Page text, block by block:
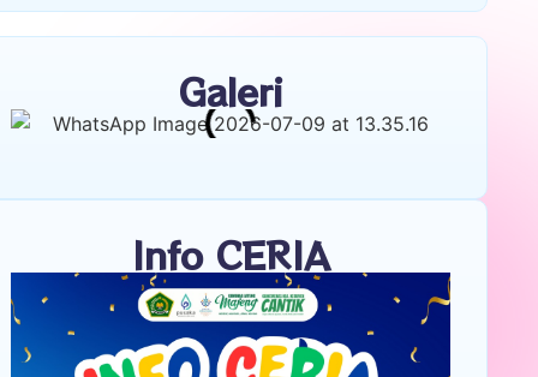
Hj. Ruwiyatun Pensiun dengan Kenaikan
Pangkat Pengabdian
KPRI Tulus Kemenag Kebumen Luncurkan
Tabungan Suka Suka, Hj. Rosidah Catat
Terbit 40 Buku Digital Pendidikan Agama
Kemenag Kebumen Terbitkan SK Izin
Operasional untuk 17 LPQ dan MDT,
Berikut Daftarnya